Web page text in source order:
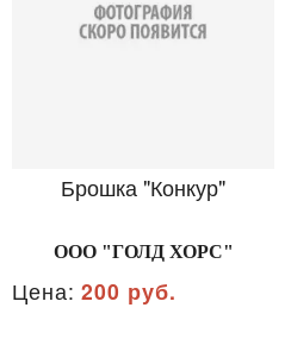
Брошка "Конкур"
ООО "ГОЛД ХОРС"
Цена: 200 руб.